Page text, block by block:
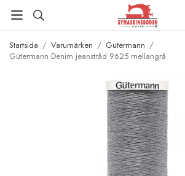
Startsida / Varumärken / Gütermann /
Gütermann Denim jeanstråd 9625 mellangrå